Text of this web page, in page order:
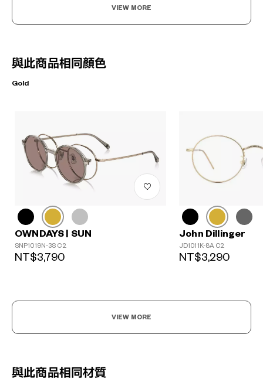
VIEW MORE
與此商品相同顏色
Gold
OWNDAYS | SUN
SNP1019N-3S C2
NT$3,790
John Dillinger
JD1011K-8A C2
NT$3,290
VIEW MORE
與此商品相同材質